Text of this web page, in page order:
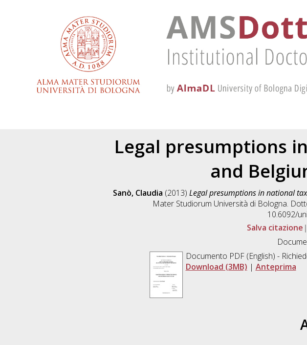
Legal presumptions
and
Sanò, Claudia (2013) Legal presumptions in national
Mater Studiorum Università di Bologna.
10.6092/
Salva citazione
Documento PDF(English) -
Download (3MB) | Anteprima